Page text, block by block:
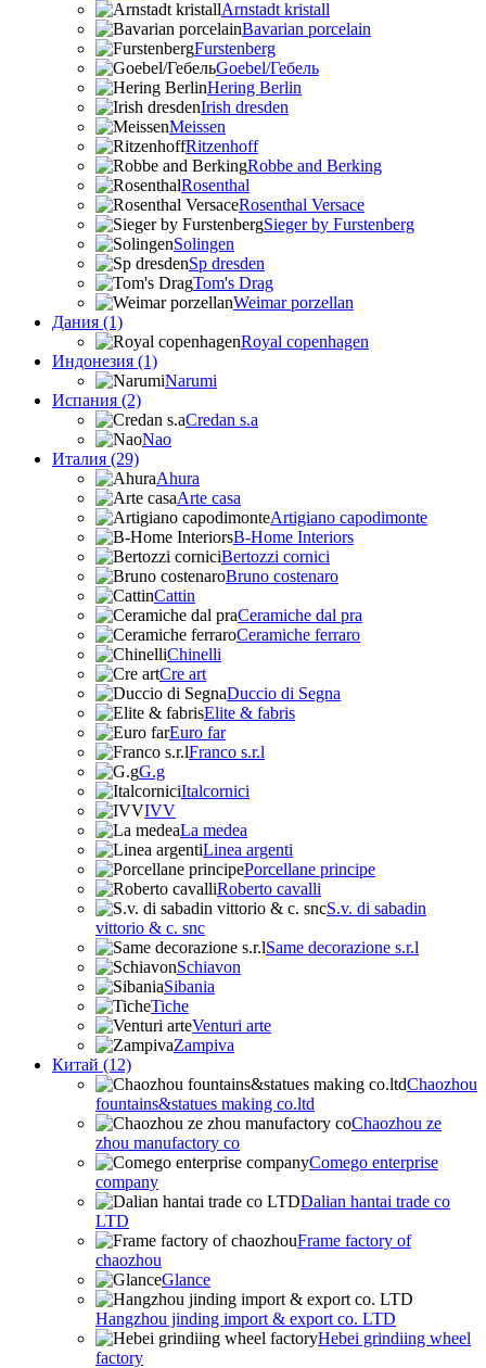
Arnstadt kristall
Bavarian porcelain
Furstenberg
Goebel/Гебель
Hering Berlin
Irish dresden
Meissen
Ritzenhoff
Robbe and Berking
Rosenthal
Rosenthal Versace
Sieger by Furstenberg
Solingen
Sp dresden
Tom's Drag
Weimar porzellan
Дания (1)
Royal copenhagen
Индонезия (1)
Narumi
Испания (2)
Credan s.a
Nao
Италия (29)
Ahura
Arte casa
Artigiano capodimonte
B-Home Interiors
Bertozzi cornici
Bruno costenaro
Cattin
Ceramiche dal pra
Ceramiche ferraro
Chinelli
Cre art
Duccio di Segna
Elite & fabris
Euro far
Franco s.r.l
G.g
Italcornici
IVV
La medea
Linea argenti
Porcellane principe
Roberto cavalli
S.v. di sabadin
vittorio & c. snc
Same decorazione s.r.l
Schiavon
Sibania
Tiche
Venturi arte
Zampiva
Китай (12)
Chaozhou
fountains&statues making co.ltd
Chaozhou ze
zhou manufactory co
Comego enterprise
company
Dalian hantai trade co
LTD
Frame factory of
chaozhou
Glance
Hangzhou jinding import & export co. LTD
Hebei grindiing wheel
factory